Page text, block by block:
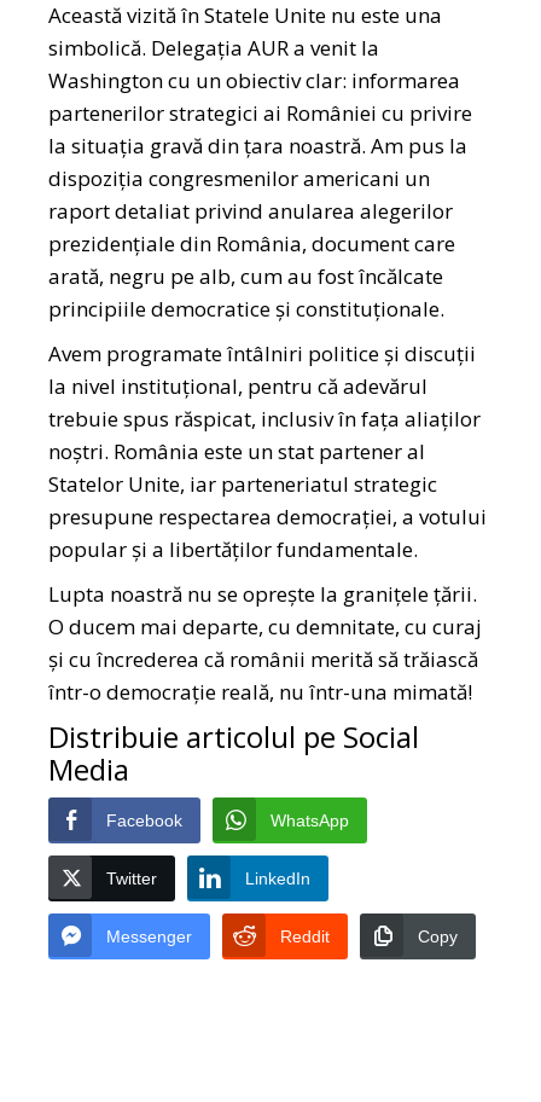
Această vizită în Statele Unite nu este una
simbolică. Delegația AUR a venit la
Washington cu un obiectiv clar: informarea
partenerilor strategici ai României cu privire
la situația gravă din țara noastră. Am pus la
dispoziția congresmenilor americani un
raport detaliat privind anularea alegerilor
prezidențiale din România, document care
arată, negru pe alb, cum au fost încălcate
principiile democratice și constituționale.
Avem programate întâlniri politice și discuții
la nivel instituțional, pentru că adevărul
trebuie spus răspicat, inclusiv în fața aliaților
noștri. România este un stat partener al
Statelor Unite, iar parteneriatul strategic
presupune respectarea democrației, a votului
popular și a libertăților fundamentale.
Lupta noastră nu se oprește la granițele țării.
O ducem mai departe, cu demnitate, cu curaj
și cu încrederea că românii merită să trăiască
într-o democrație reală, nu într-una mimată!
Distribuie articolul pe Social
Media
Facebook WhatsApp
Twitter LinkedIn
Messenger Reddit Copy